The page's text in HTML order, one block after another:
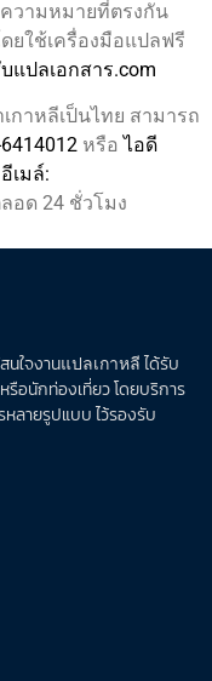
ความหมายที่ตรงกัน
ยใช้เครื่องมือแปลฟรี
แปลเอกสาร.com
าหลีเป็นไทย สามารถ
หรือไอดี
อีเมล์:
อด 24 ชั่วโมง
นใจงานแปลเกาหลี ได้รับ
อนักท่องเที่ยว โดยบริการ
หลายรูปแบบ ไว้รองรับ